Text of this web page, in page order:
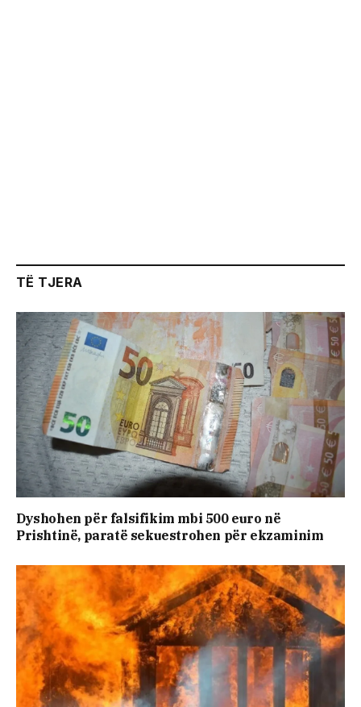
TË TJERA
Dyshohen për falsifikim mbi 500 euro në
Prishtinë, paratë sekuestrohen për ekzaminim